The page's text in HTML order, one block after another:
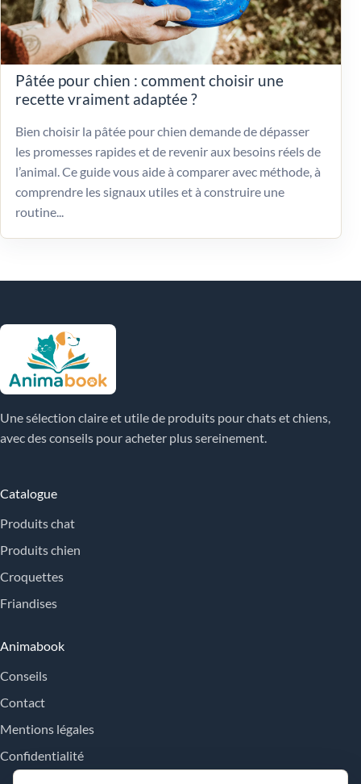
Pâtée pour chien : comment choisir une
recette vraiment adaptée ?
Bien choisir la pâtée pour chien demande de dépasser
les promesses rapides et de revenir aux besoins réels de
l’animal. Ce guide vous aide à comparer avec méthode, à
comprendre les signaux utiles et à construire une
routine...
Une sélection claire et utile de produits pour chats et chiens,
avec des conseils pour acheter plus sereinement.
Catalogue
Produits chat
Produits chien
Croquettes
Friandises
Animabook
Conseils
Contact
Mentions légales
Confidentialité